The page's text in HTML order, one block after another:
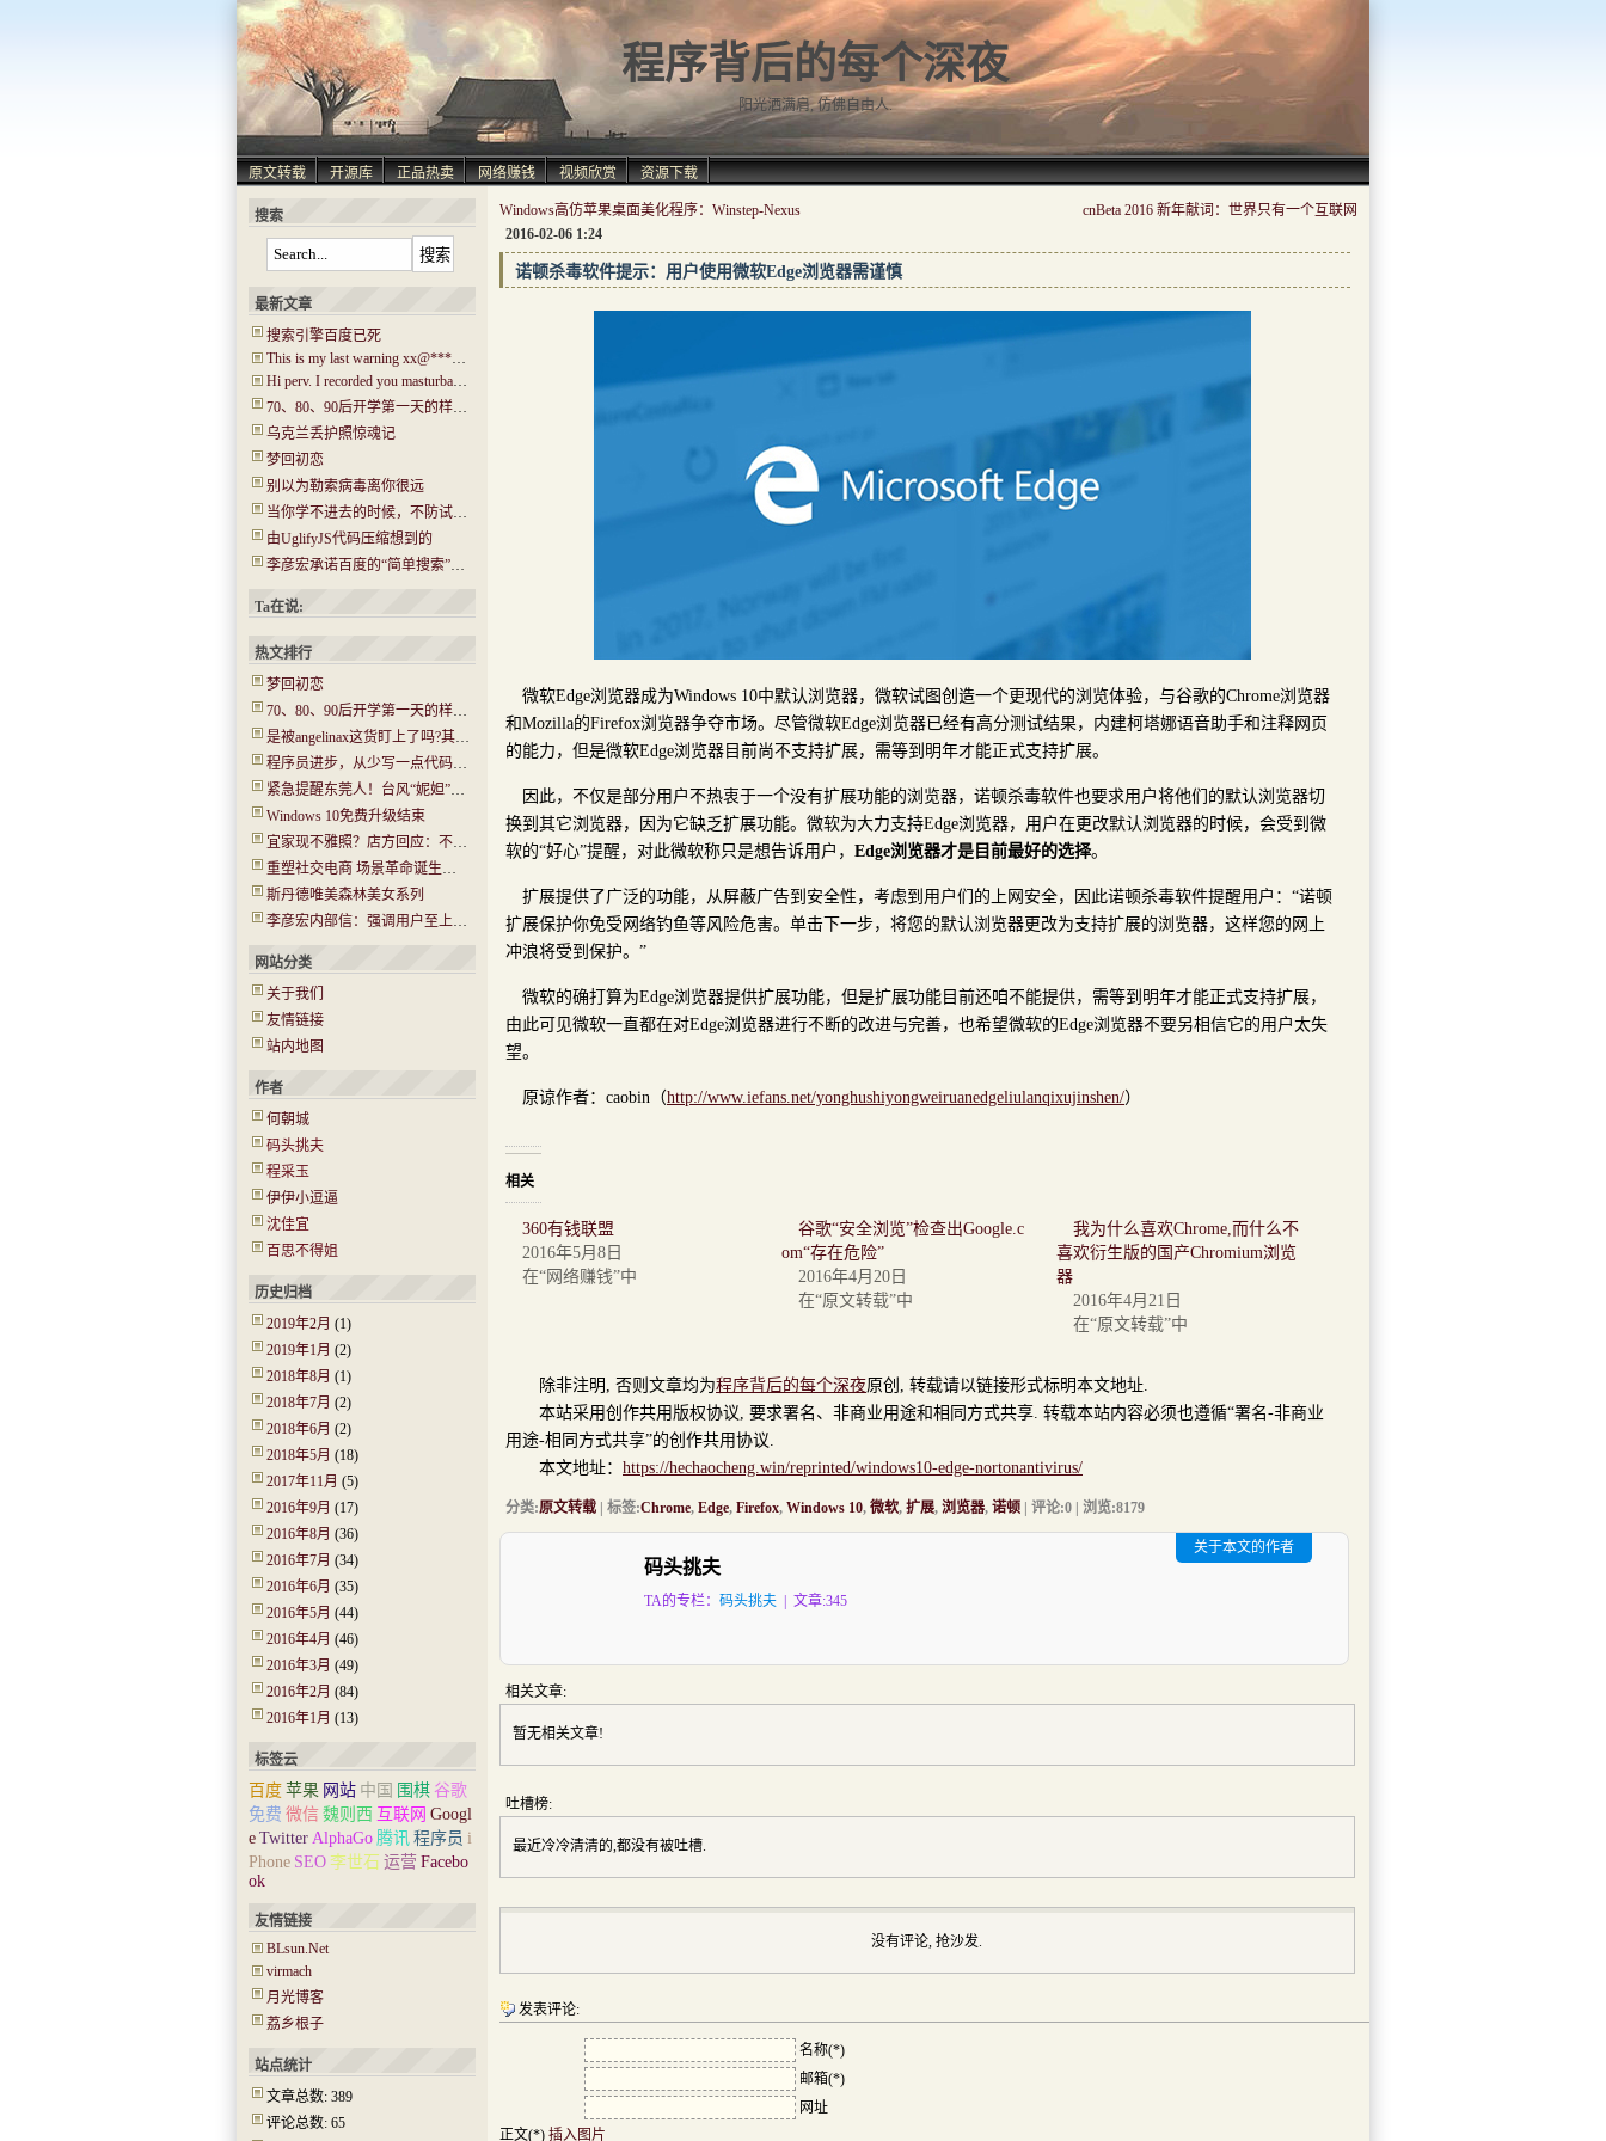
程序背后的每个深夜
阳光洒满肩, 仿佛自由人.
原文转载 开源库 正品热卖 网络赚钱 视频欣赏 资源下载
Windows高仿苹果桌面美化程序：Winstep-Nexus
cnBeta 2016 新年献词：世界只有一个互联网
2016-02-06 1:24
诺顿杀毒软件提示：用户使用微软Edge浏览器需谨慎
微软Edge浏览器成为Windows 10中默认浏览器，微软试图创造一个更现代的浏览体验，与谷歌的Chrome浏览器
和Mozilla的Firefox浏览器争夺市场。尽管微软Edge浏览器已经有高分测试结果，内建柯塔娜语音助手和注释网页
的能力，但是微软Edge浏览器目前尚不支持扩展，需等到明年才能正式支持扩展。
因此，不仅是部分用户不热衷于一个没有扩展功能的浏览器，诺顿杀毒软件也要求用户将他们的默认浏览器切
换到其它浏览器，因为它缺乏扩展功能。微软为大力支持Edge浏览器，用户在更改默认浏览器的时候，会受到微
软的“好心”提醒，对此微软称只是想告诉用户， Edge浏览器才是目前最好的选择。
扩展提供了广泛的功能，从屏蔽广告到安全性，考虑到用户们的上网安全，因此诺顿杀毒软件提醒用户：“诺顿
扩展保护你免受网络钓鱼等风险危害。单击下一步，将您的默认浏览器更改为支持扩展的浏览器，这样您的网上
冲浪将受到保护。”
微软的确打算为Edge浏览器提供扩展功能，但是扩展功能目前还咱不能提供，需等到明年才能正式支持扩展，
由此可见微软一直都在对Edge浏览器进行不断的改进与完善，也希望微软的Edge浏览器不要另相信它的用户太失
望。
原谅作者：caobin（http://www.iefans.net/yonghushiyongweiruanedgeliulanqixujinshen/）
相关
360有钱联盟
2016年5月8日
在“网络赚钱”中
谷歌“安全浏览”检查出Google.c
om“存在危险”
2016年4月20日
在“原文转载”中
我为什么喜欢Chrome,而什么不
喜欢衍生版的国产Chromium浏览
器
2016年4月21日
在“原文转载”中
除非注明, 否则文章均为程序背后的每个深夜原创, 转载请以链接形式标明本文地址.
本站采用创作共用版权协议, 要求署名、非商业用途和相同方式共享. 转载本站内容必须也遵循“署名-非商业
用途-相同方式共享”的创作共用协议.
本文地址： https://hechaocheng.win/reprinted/windows10-edge-nortonantivirus/
分类:原文转载 | 标签:Chrome, Edge, Firefox, Windows 10, 微软, 扩展, 浏览器, 诺顿 | 评论:0 | 浏览:8179
码头挑夫
TA的专栏： 码头挑夫 | 文章:345
关于本文的作者
相关文章:
暂无相关文章!
吐槽榜:
最近冷冷清清的,都没有被吐槽.
没有评论, 抢沙发.
发表评论:
名称(*)
邮箱(*)
网址
正文(*) 插入图片
搜索
最新文章
搜索引擎百度已死
This is my last warning xx@****.com!
Hi perv. I recorded you masturbating! I have captured ‘Hi.mp4’!
70、80、90后开学第一天的样子！你还记得吗？看哭了…..
乌克兰丢护照惊魂记
梦回初恋
别以为勒索病毒离你很远
当你学不进去的时候，不防试试“普瑞马法则”
由UglifyJS代码压缩想到的
李彦宏承诺百度的“简单搜索”没有任何广告
Ta在说:
热文排行
梦回初恋
70、80、90后开学第一天的样子！你还记得吗？看哭了…..
是被angelinax这货盯上了吗?其IP为180.97.106.*
程序员进步，从少写一点代码开始
紧急提醒东莞人！台风“妮妲”今晚或登陆！将有14级大风！
Windows 10免费升级结束
宜家现不雅照？店方回应：不是北京的 已经报警(图)
重塑社交电商 场景革命诞生新机会
斯丹德唯美森林美女系列
李彦宏内部信：强调用户至上 牺牲收入在所不惜
网站分类
关于我们
友情链接
站内地图
作者
何朝城
码头挑夫
程采玉
伊伊小逗逼
沈佳宜
百思不得姐
历史归档
2019年2月 (1)
2019年1月 (2)
2018年8月 (1)
2018年7月 (2)
2018年6月 (2)
2018年5月 (18)
2017年11月 (5)
2016年9月 (17)
2016年8月 (36)
2016年7月 (34)
2016年6月 (35)
2016年5月 (44)
2016年4月 (46)
2016年3月 (49)
2016年2月 (84)
2016年1月 (13)
标签云
百度 苹果 网站 中国 围棋 谷歌
免费 微信 魏则西 互联网 Googl
e Twitter AlphaGo 腾讯 程序员 i
Phone SEO 李世石 运营 Facebo
ok
友情链接
BLsun.Net
virmach
月光博客
荔乡根子
站点统计
文章总数: 389
评论总数: 65